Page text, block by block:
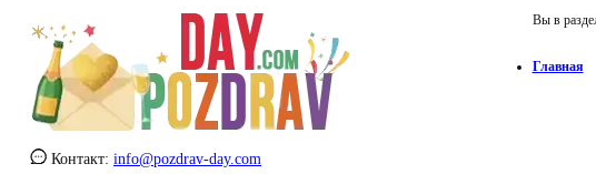
Контакт: info@pozdrav-day.com
Вы в
Главная